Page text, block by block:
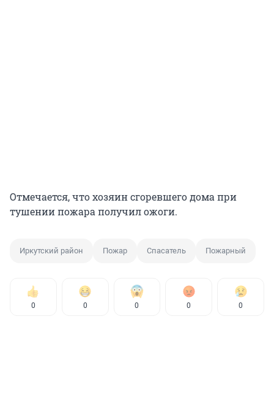
Отмечается, что хозяин сгоревшего дома при
тушении пожара получил ожоги.
Иркутский район Пожар Спасатель Пожарный
0 0 0 0 0